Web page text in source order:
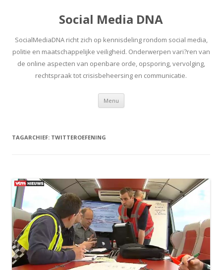
Social Media DNA
SocialMediaDNA richt zich op kennisdeling rondom social media,
politie en maatschappelijke veiligheid. Onderwerpen vari?ren van
de online aspecten van openbare orde, opsporing, vervolging,
rechtspraak tot crisisbeheersing en communicatie.
Menu Spring
inhoud
TAGARCHIEF: TWITTEROEFENING